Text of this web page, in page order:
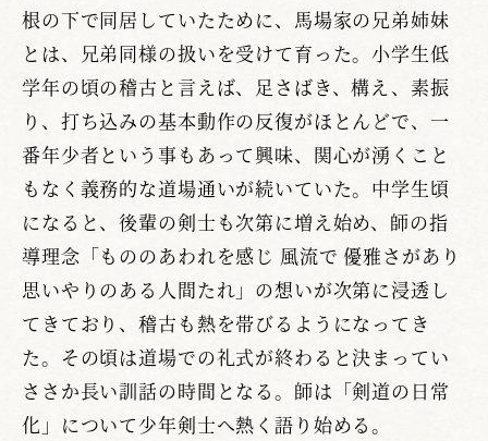
根の下で同居していたために、馬場家の兄弟姉妹
とは、兄弟同様の扱いを受けて育った。小学生低
学年の頃の稽古と言えば、足さばき、構え、素振
り、打ち込みの基本動作の反復がほとんどで、一
番年少者という事もあって興味、関心が湧くこと
もなく義務的な道場通いが続いていた。中学生頃
になると、後輩の剣士も次第に増え始め、師の指
導理念「もののあわれを感じ 風流で 優雅さがあり
思いやりのある人間たれ」の想いが次第に浸透し
てきており、稽古も熱を帯びるようになってき
た。その頃は道場での礼式が終わると決まってい
ささか長い訓話の時間となる。師は「剣道の日常
化」について少年剣士へ熱く語り始める。